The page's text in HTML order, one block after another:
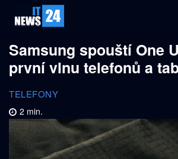
Samsung spouští One
první vlnu telefonů a
TELEFONY
2 min.